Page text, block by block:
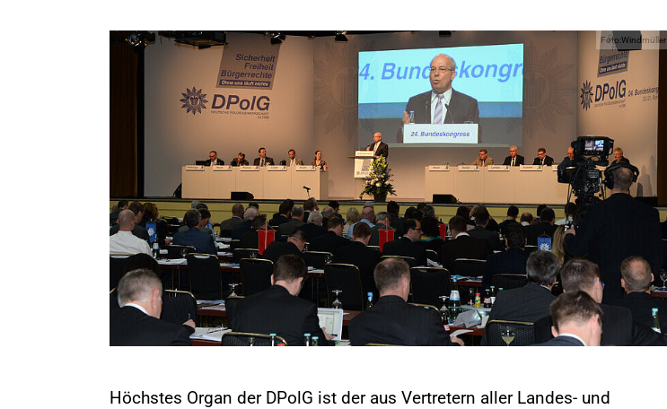
Foto:Windmüller
Höchstes Organ der DPolG ist der aus Vertretern aller Landes- und